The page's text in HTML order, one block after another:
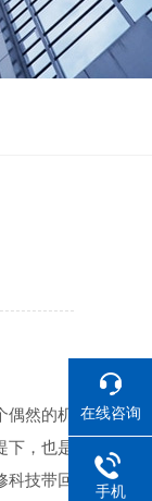
然的机
，也是
技带回
在线咨询
手机